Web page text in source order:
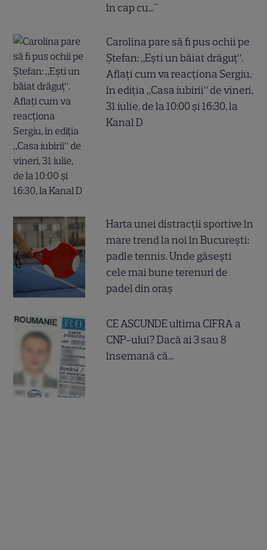
în cap cu..."
Carolina pare să fi pus ochii pe
Ștefan: „Ești un băiat drăguț”.
Aflați cum va reacționa Sergiu,
în ediția „Casa iubirii” de vineri,
31 iulie, de la 10:00 și 16:30, la
Kanal D
Harta unei distracții sportive în
mare trend la noi în București:
padle tennis. Unde găsești
cele mai bune terenuri de
padel din oraș
CE ASCUNDE ultima CIFRA a
CNP-ului? Dacă ai 3 sau 8
însemană că...